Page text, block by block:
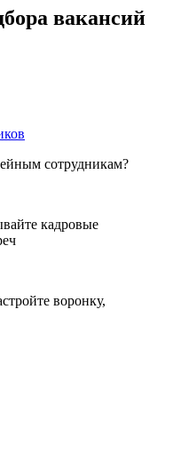
вакансий
сотрудникам?
кадровые
воронку,